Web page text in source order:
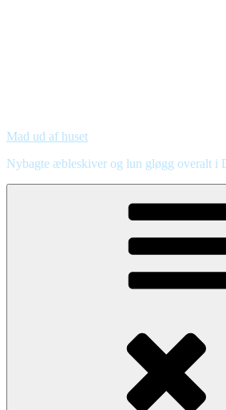
Mad ud af huset
Nybagte æbleskiver og lun gløgg overalt i